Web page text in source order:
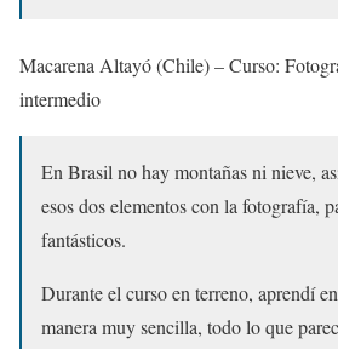
Macarena Altayó (Chile) – Curso:
intermedio
En Brasil no hay montañas ni nieve,
esos dos elementos con la fotografía,
fantásticos.
Durante el curso en terreno, aprendí
manera muy sencilla, todo lo que